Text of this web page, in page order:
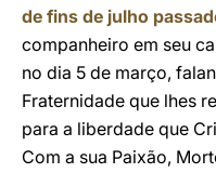
de fins de julho
companheiro em seu
no dia 5 de março,
Fraternidade que lhes
para a liberdade que
Com a sua Paixão,